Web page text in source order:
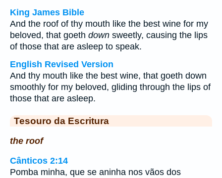
King James Bible
And the roof of thy mouth like the best wine for my
beloved, that goeth down sweetly, causing the lips
of those that are asleep to speak.
English Revised Version
And thy mouth like the best wine, that goeth down
smoothly for my beloved, gliding through the lips of
those that are asleep.
Tesouro da Escritura
the roof
Cânticos 2:14
Pomba minha, que se aninha nos vãos dos